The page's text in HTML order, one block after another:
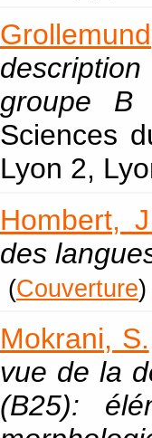
groupe B
Sciences
Lyon 2,
Hombert,
des
(Couverture)
Mokrani, S.
vue de la
(B25):